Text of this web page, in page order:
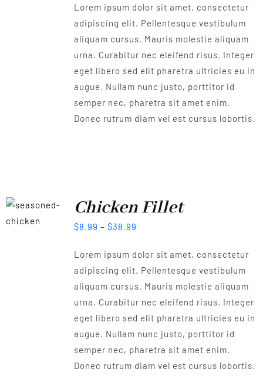
Lorem ipsum dolor sit amet, consectetur
adipiscing elit. Pellentesque vestibulum
aliquam cursus. Mauris molestie aliquam
urna. Curabitur nec eleifend risus. Integer
eget libero sed elit pharetra ultricies eu in
augue. Nullam nunc justo, porttitor id
semper nec, pharetra sit amet enim.
Donec rutrum diam vel est cursus lobortis.
Chicken Fillet
$8.99 – $38.99
Lorem ipsum dolor sit amet, consectetur
adipiscing elit. Pellentesque vestibulum
aliquam cursus. Mauris molestie aliquam
urna. Curabitur nec eleifend risus. Integer
eget libero sed elit pharetra ultricies eu in
augue. Nullam nunc justo, porttitor id
semper nec, pharetra sit amet enim.
Donec rutrum diam vel est cursus lobortis.